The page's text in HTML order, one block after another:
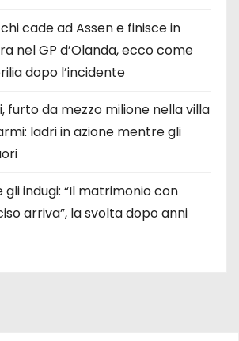
cade ad Assen e finisce in
nel GP d’Olanda, ecco come
dopo l’incidente
furto da mezzo milione nella villa
ladri in azione mentre gli
indugi: “Il matrimonio con
arriva”, la svolta dopo anni